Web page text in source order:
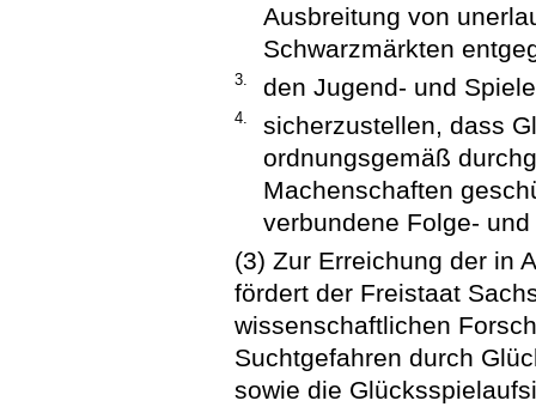
Ausbreitung von
Schwarzmärkten
3. den Jugend- und
4.
sicherzustellen, dass
ordnungsgemäß
Machenschaften
verbundene Folge-
(3) Zur Erreichung der in
fördert der Freistaat
wissenschaftlichen
Suchtgefahren durch
sowie die